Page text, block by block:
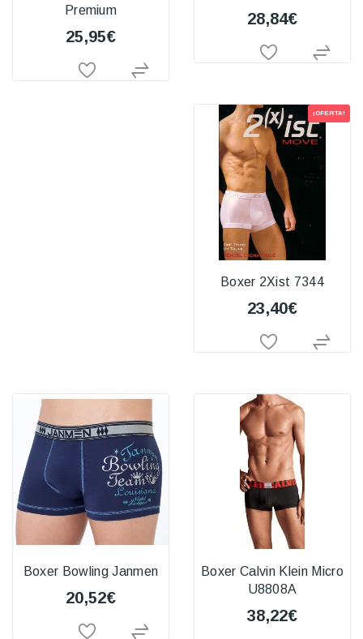
Premium
25,95€
28,84€
¡OFERTA!
Boxer 2Xist 7344
23,40€
Boxer Bowling Janmen
20,52€
Boxer Calvin Klein Micro
U8808A
38,22€